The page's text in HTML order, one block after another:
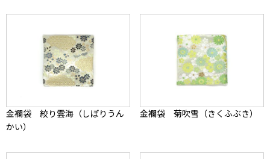
金襴袋 絞り雲海（しぼりうん
かい）
金襴袋 菊吹雪（きくふぶき）